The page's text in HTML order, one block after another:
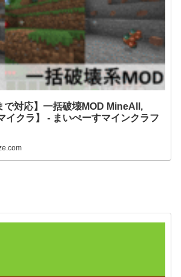
で対応】一括破壊MOD MineAll,
クラ】 - まいぺーすマインクラフ